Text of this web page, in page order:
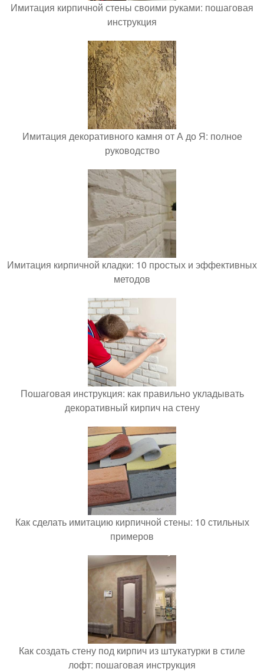
Имитация кирпичной стены своими руками: пошаговая
инструкция
Имитация декоративного камня от А до Я: полное
руководство
Имитация кирпичной кладки: 10 простых и эффективных
методов
Пошаговая инструкция: как правильно укладывать
декоративный кирпич на стену
Как сделать имитацию кирпичной стены: 10 стильных
примеров
Как создать стену под кирпич из штукатурки в стиле
лофт: пошаговая инструкция